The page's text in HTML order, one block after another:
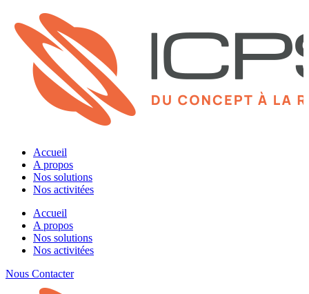
Accueil
A propos
Nos solutions
Nos activitées
Accueil
A propos
Nos solutions
Nos activitées
Nous Contacter